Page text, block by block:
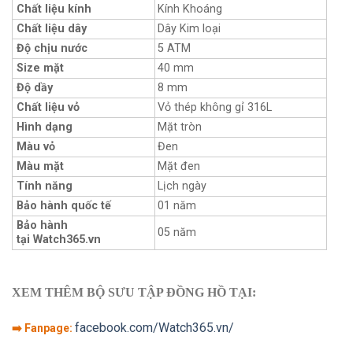
Chất liệu kính
Kính Khoáng
Chất liệu dây
Dây Kim loại
Độ chịu nước
5 ATM
Size mặt
40 mm
Độ dầy
8 mm
Chất liệu vỏ
Vỏ thép không gỉ 316L
Hình dạng
Mặt tròn
Màu vỏ
Đen
Màu mặt
Mặt đen
Tính năng
Lịch ngày
Bảo hành quốc tế
01 năm
Bảo hành
tại Watch365.vn
05 năm
XEM THÊM BỘ SƯU TẬP ĐỒNG HỒ TẠI:
➡️ Fanpage: facebook.com/Watch365.vn/